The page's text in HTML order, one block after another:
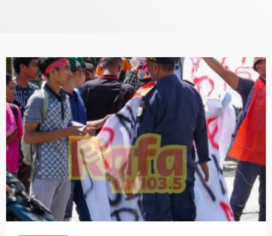
PODCAST SIRA
PROGRAMA SIRA
VÍDEO SIRA
EVENTU SIRA
KONTAKTU SIRA
TÉTUM keyboard_arrow_down